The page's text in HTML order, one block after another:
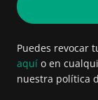
Puedes revocar
aquí o en
nuestra política